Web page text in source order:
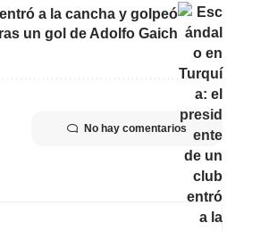
a la cancha y golpeó
un gol de Adolfo Gaich
No hay comentarios